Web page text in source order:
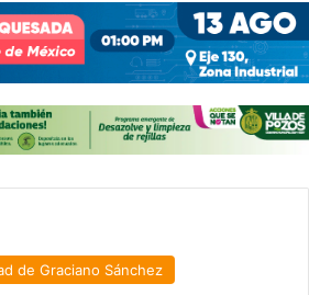
de Graciano Sánchez